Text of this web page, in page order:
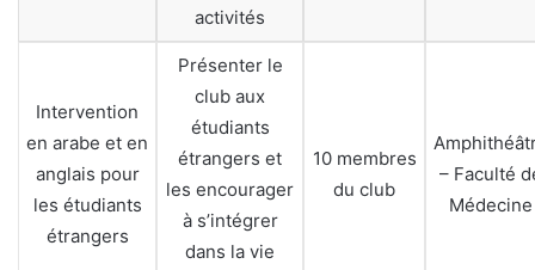
activités
Intervention
en arabe et en
anglais pour
les étudiants
étrangers
Présenter le
club aux
étudiants
étrangers et
les encourager
à s’intégrer
dans la vie
10 membres
du club
– Faculté
Médecine